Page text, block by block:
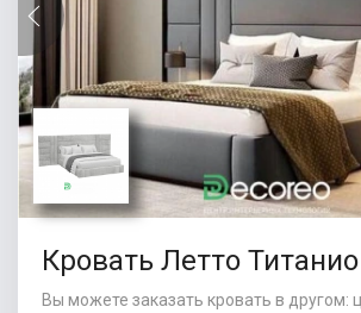
Кровать Летто Титанио
Вы можете заказать кровать в другом: